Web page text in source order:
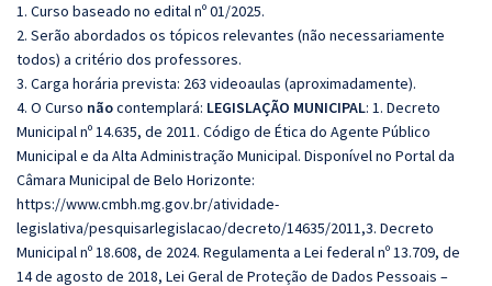
1. Curso baseado no edital nº 01/2025.
2. Serão abordados os tópicos relevantes (não necessariamente
todos) a critério dos professores.
3. Carga horária prevista: 263 videoaulas (aproximadamente).
4. O Curso nãocontemplará: LEGISLAÇÃO MUNICIPAL: 1. Decreto
Municipal nº 14.635, de 2011. Código de Ética do Agente Público
Municipal e da Alta Administração Municipal. Disponível no Portal da
Câmara Municipal de Belo Horizonte:
https://www.cmbh.mg.gov.br/atividade-
legislativa/pesquisarlegislacao/decreto/14635/2011,3. Decreto
Municipal nº 18.608, de 2024. Regulamenta a Lei federal nº 13.709, de
14 de agosto de 2018, Lei Geral de Proteção de Dados Pessoais –